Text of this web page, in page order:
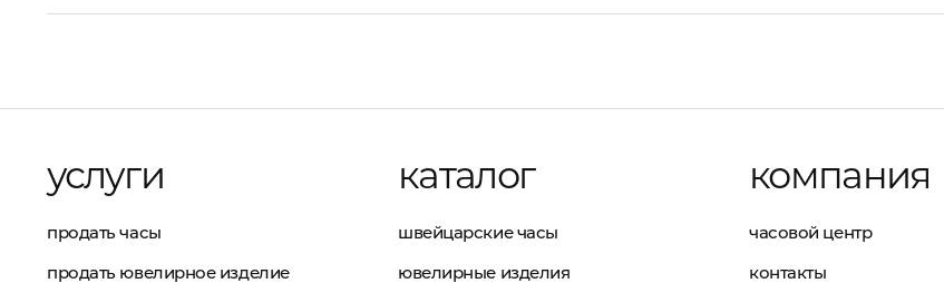
услуги
продать часы
продать ювелирное изделие
каталог
швейцарские часы
ювелирные изделия
компания
часовой центр
контакты